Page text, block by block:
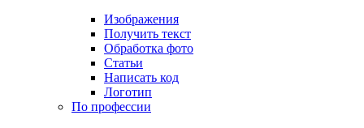
Изображения
Получить текст
Обработка фото
Статьи
Написать код
Логотип
По профессии